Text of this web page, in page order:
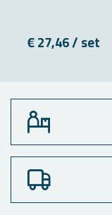
€ 27,46 / set